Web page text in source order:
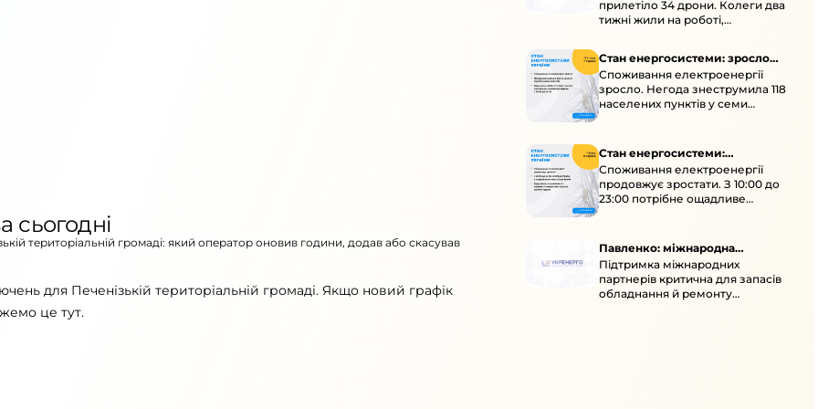
сьогодні
територіальній громаді: який оператор оновив години, додав або скасував
для Печенізькій територіальній громаді. Якщо новий графік
це тут.
прилетіло 34 дрони. Колеги два
тижні жили на роботі,
Стан енергосистеми: зросло
споживання через негоду
Споживання електроенергії
зросло. Негода знеструмила 118
населених пунктів у семи
областях. Обмежте
електроприладами 10:00–23:00.
Стан енергосистеми:
споживання зростає
Споживання електроенергії
продовжує зростати. З 10:00 до
23:00 потрібне ощадливе
енергоспоживання, а
перенести на нічні години.
Павленко: міжнародна
підтримка для стійкості
енергосистеми
Підтримка міжнародних
партнерів критична для запасів
обладнання й ремонту